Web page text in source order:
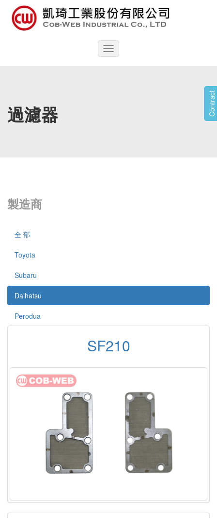
Toggle
navigation
Contract
過濾器
製造商
全 部
Toyota
Subaru
Daihatsu
Perodua
SF210